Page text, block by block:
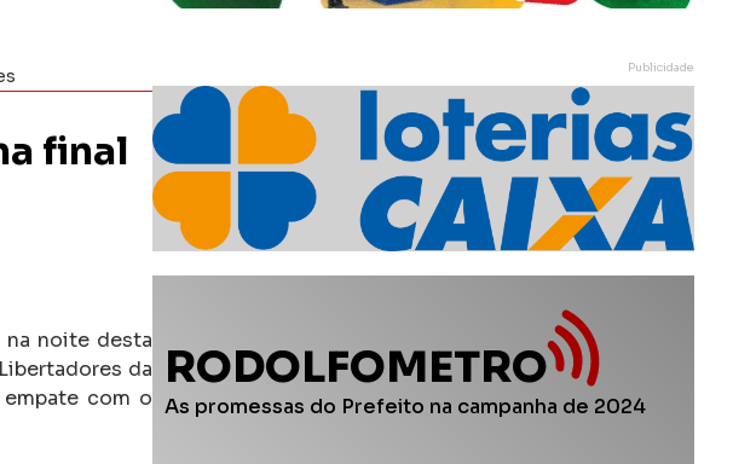
final
na noite desta
da
com o
Publicidade
RODOLFOMETRO
As promessas do Prefeito na campanha de 2024